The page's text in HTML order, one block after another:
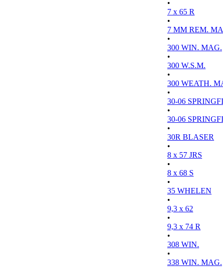
•
7 x 65 R
•
7 MM REM.
•
300 WIN. MAG.
•
300 W.S.M.
•
300 WEATH.
•
30-06
•
30-06
•
30R BLASER
•
8 x 57 JRS
•
8 x 68 S
•
35 WHELEN
•
9,3 x 62
•
9,3 x 74 R
•
308 WIN.
•
338 WIN. MAG.